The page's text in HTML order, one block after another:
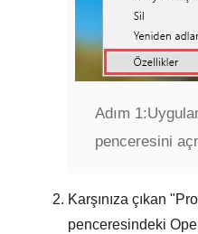
Adım 1:
penceresini
Karşınıza çıkan "
penceresindeki